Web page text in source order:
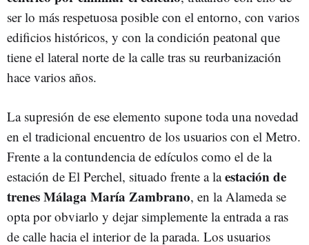
ser lo más respetuosa posible con el entorno, con varios
edificios históricos, y con la condición peatonal que
tiene el lateral norte de la calle tras su reurbanización
hace varios años.
La supresión de ese elemento supone toda una novedad
en el tradicional encuentro de los usuarios con el Metro.
Frente a la contundencia de edículos como el de la
estación de El Perchel, situado frente a laestación de
trenes Málaga María Zambrano, en la Alameda se
opta por obviarlo y dejar simplemente la entrada a ras
de calle hacia el interior de la parada. Los usuarios